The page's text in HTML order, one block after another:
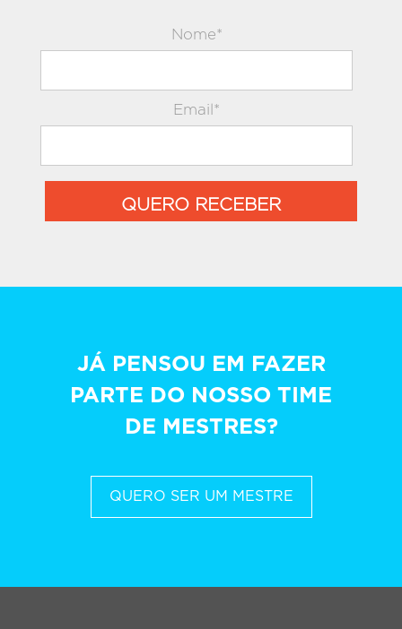
Nome*
Email*
QUERO RECEBER
JÁ PENSOU EM FAZER
PARTE DO NOSSO TIME
DE MESTRES?
QUERO SER UM MESTRE